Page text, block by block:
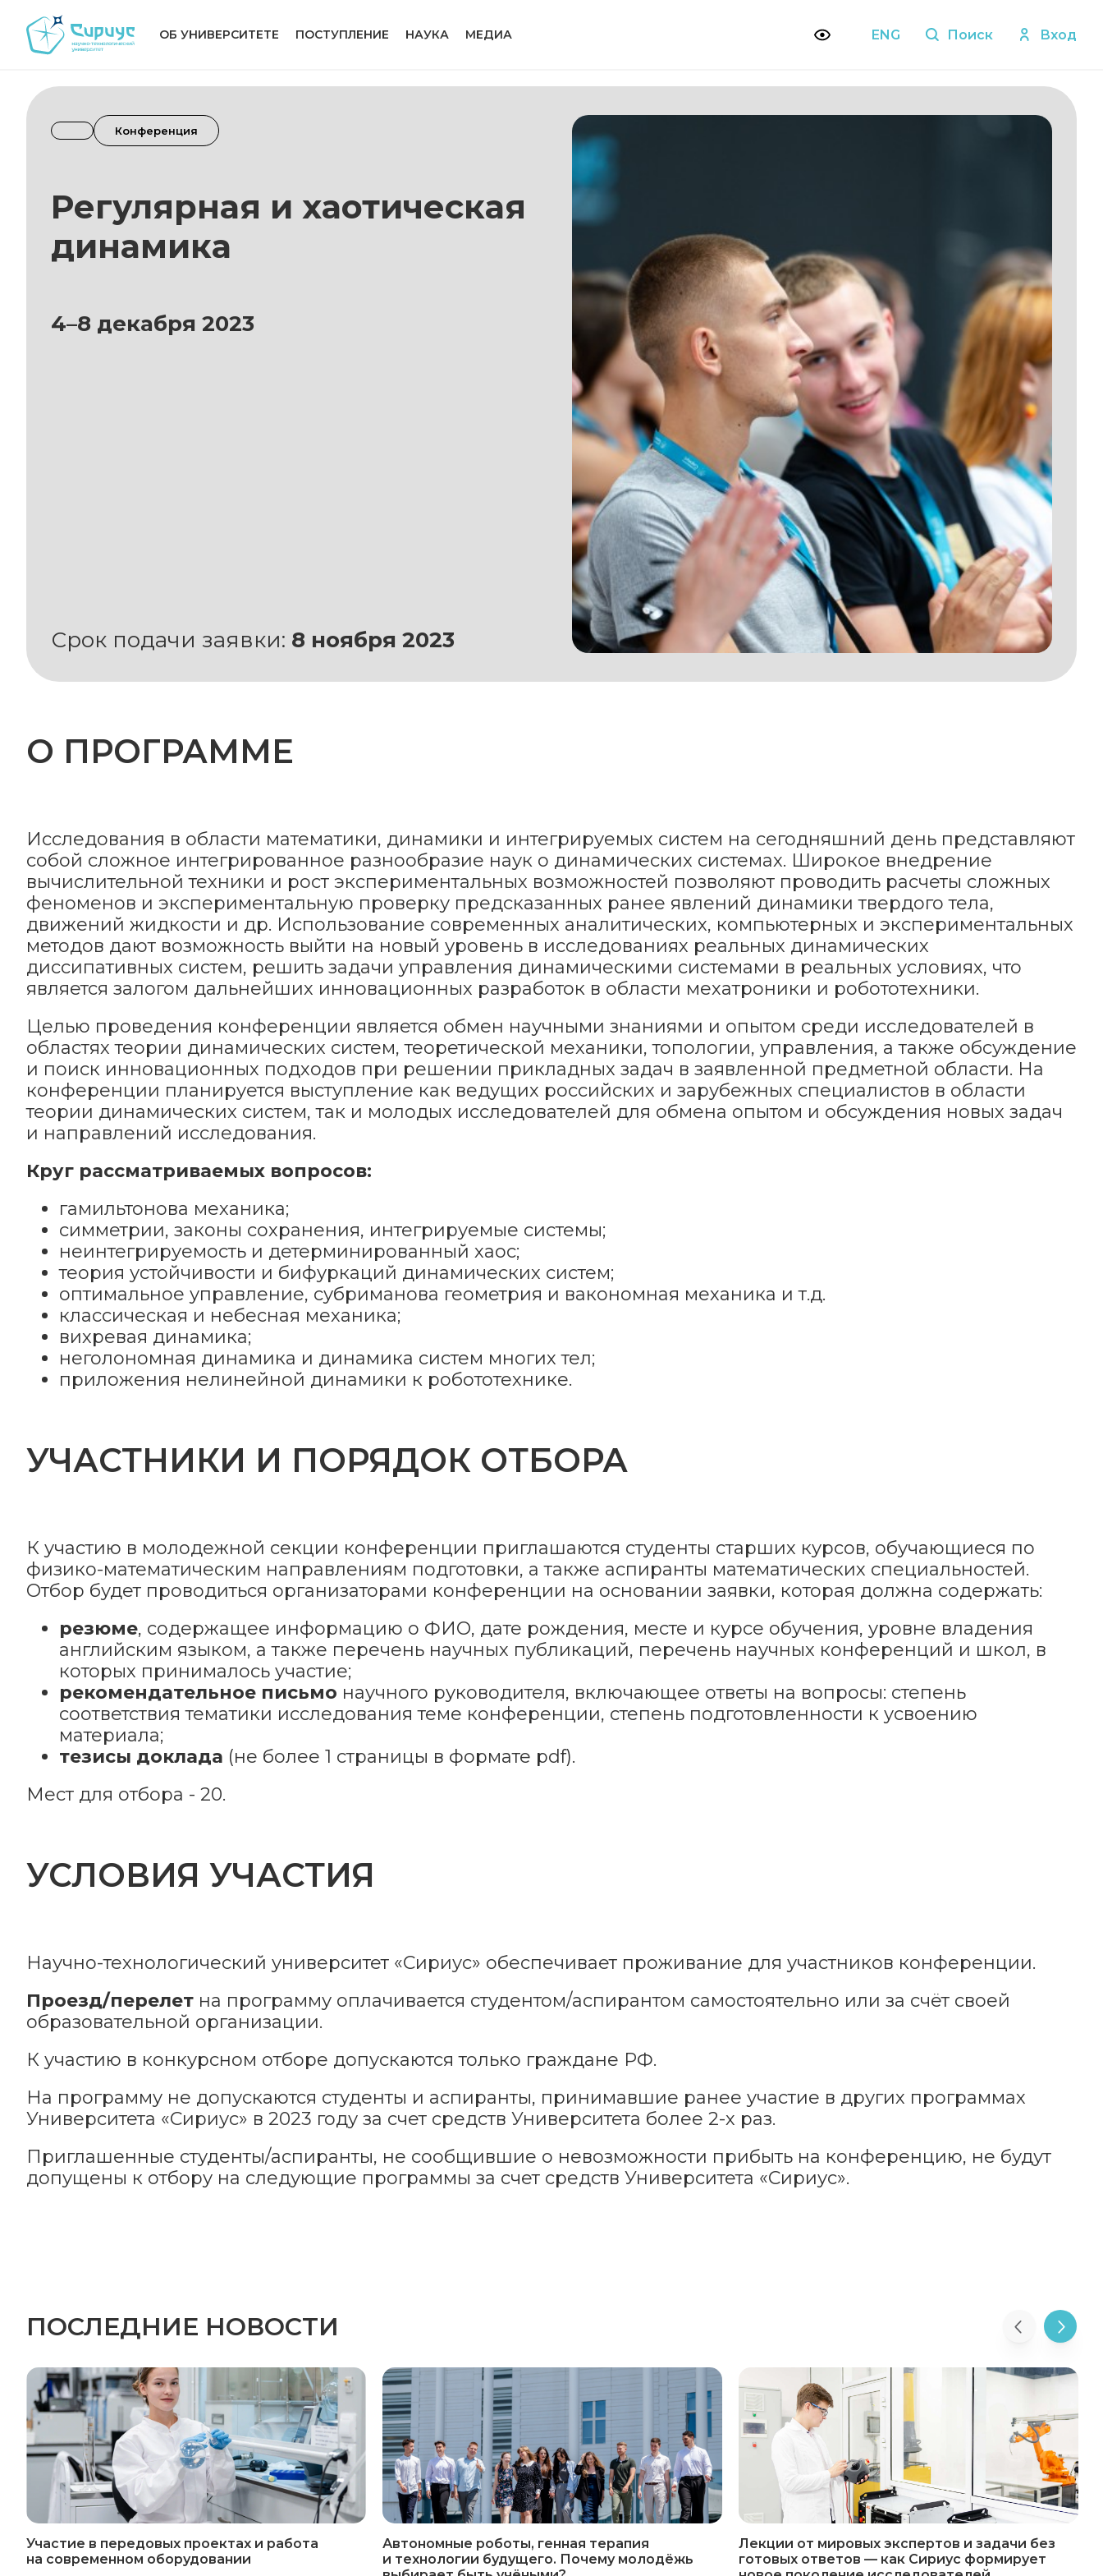
ОБ УНИВЕРСИТЕТЕ ПОСТУПЛЕНИЕ НАУКА МЕДИА ENG Поиск Вход
Конференция
Регулярная и хаотическая
динамика
4–8 декабря 2023
Срок подачи заявки: 8 ноября 2023
О ПРОГРАММЕ
Исследования в области математики, динамики и интегрируемых систем на сегодняшний день представляют
собой сложное интегрированное разнообразие наук о динамических системах. Широкое внедрение
вычислительной техники и рост экспериментальных возможностей позволяют проводить расчеты сложных
феноменов и экспериментальную проверку предсказанных ранее явлений динамики твердого тела,
движений жидкости и др. Использование современных аналитических, компьютерных и экспериментальных
методов дают возможность выйти на новый уровень в исследованиях реальных динамических
диссипативных систем, решить задачи управления динамическими системами в реальных условиях, что
является залогом дальнейших инновационных разработок в области мехатроники и робототехники.
Целью проведения конференции является обмен научными знаниями и опытом среди исследователей в
областях теории динамических систем, теоретической механики, топологии, управления, а также обсуждение
и поиск инновационных подходов при решении прикладных задач в заявленной предметной области. На
конференции планируется выступление как ведущих российских и зарубежных специалистов в области
теории динамических систем, так и молодых исследователей для обмена опытом и обсуждения новых задач
и направлений исследования.
Круг рассматриваемых вопросов:
гамильтонова механика;
симметрии, законы сохранения, интегрируемые системы;
неинтегрируемость и детерминированный хаос;
теория устойчивости и бифуркаций динамических систем;
оптимальное управление, субриманова геометрия и вакономная механика и т.д.
классическая и небесная механика;
вихревая динамика;
неголономная динамика и динамика систем многих тел;
приложения нелинейной динамики к робототехнике.
УЧАСТНИКИ И ПОРЯДОК ОТБОРА
К участию в молодежной секции конференции приглашаются студенты старших курсов, обучающиеся по
физико-математическим направлениям подготовки, а также аспиранты математических специальностей.
Отбор будет проводиться организаторами конференции на основании заявки, которая должна содержать:
резюме, содержащее информацию о ФИО, дате рождения, месте и курсе обучения, уровне владения
английским языком, а также перечень научных публикаций, перечень научных конференций и школ, в
которых принималось участие;
рекомендательное письмо научного руководителя, включающее ответы на вопросы: степень
соответствия тематики исследования теме конференции, степень подготовленности к усвоению
материала;
тезисы доклада (не более 1 страницы в формате pdf).
Мест для отбора - 20.
УСЛОВИЯ УЧАСТИЯ
Научно-технологический университет «Сириус» обеспечивает проживание для участников конференции.
Проезд/перелет на программу оплачивается студентом/аспирантом самостоятельно или за счёт своей
образовательной организации.
К участию в конкурсном отборе допускаются только граждане РФ.
На программу не допускаются студенты и аспиранты, принимавшие ранее участие в других программах
Университета «Сириус» в 2023 году за счет средств Университета более 2-х раз.
Приглашенные студенты/аспиранты, не сообщившие о невозможности прибыть на конференцию, не будут
допущены к отбору на следующие программы за счет средств Университета «Сириус».
ПОСЛЕДНИЕ НОВОСТИ
Участие в передовых проектах и работа
на современном оборудовании
Автономные роботы, генная терапия
и технологии будущего. Почему молодёжь
Лекции от мировых экспертов и задачи без
готовых ответов — как Сириус формирует